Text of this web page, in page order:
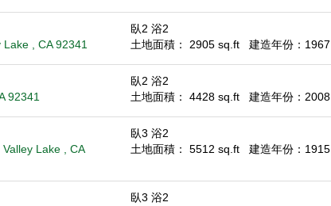
, CA 92341
臥2 浴2
土地面積： 2905 sq.ft
建造年份：1967
92341
臥2 浴2
土地面積： 4428 sq.ft
建造年份：2008
Lake , CA
臥3 浴2
土地面積： 5512 sq.ft
建造年份：1915
臥3 浴2